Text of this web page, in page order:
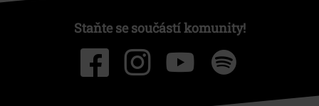
Staňte se součástí komunity!